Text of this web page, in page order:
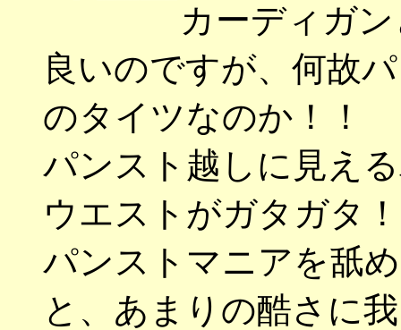
カーディガ
良いのですが、何故
のタイツなのか！！
パンスト越しに見え
ウエストがガタガタ！
パンストマニアを舐
と、あまりの酷さに